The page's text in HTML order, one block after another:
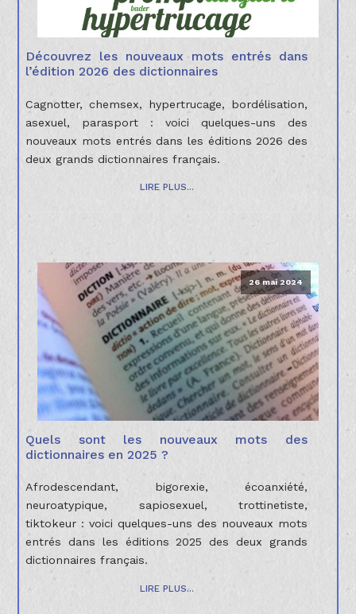
Découvrez les nouveaux mots entrés dans
l’édition 2026 des dictionnaires
Cagnotter, chemsex, hypertrucage, bordélisation,
asexuel, parasport : voici quelques-uns des
nouveaux mots entrés dans les éditions 2026 des
deux grands dictionnaires français.
LIRE PLUS...
26 mai 2024
Quels sont les nouveaux mots des
dictionnaires en 2025 ?
Afrodescendant, bigorexie, écoanxiété,
neuroatypique, sapiosexuel, trottinetiste,
tiktokeur : voici quelques-uns des nouveaux mots
entrés dans les éditions 2025 des deux grands
dictionnaires français.
LIRE PLUS...